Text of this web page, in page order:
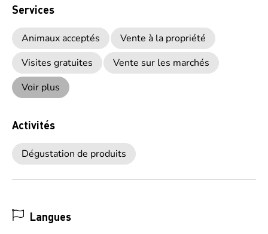
Services
Animaux acceptés
Vente à la propriété
Visites gratuites
Vente sur les marchés
Voir plus
Activités
Dégustation de produits
Langues